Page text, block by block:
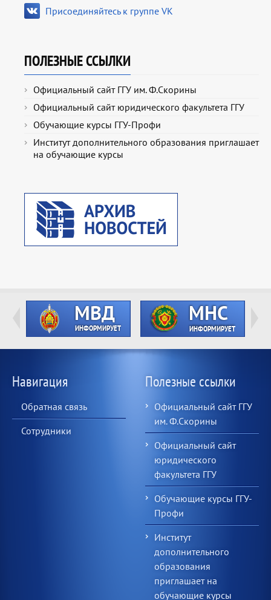
Присоединяйтесь к группе VK
ПОЛЕЗНЫЕ ССЫЛКИ
Официальный сайт ГГУ им. Ф.Скорины
Официальный сайт юридического факультета ГГУ
Обучающие курсы ГГУ-Профи
Институт дополнительного образования приглашает
на обучающие курсы
Навигация
Обратная связь
Сотрудники
Полезные ссылки
Официальный сайт ГГУ
им. Ф.Скорины
Официальный сайт
юридического
факультета ГГУ
Обучающие курсы ГГУ-
Профи
Институт
дополнительного
образования
приглашает на
обучающие курсы